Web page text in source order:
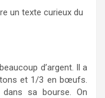
un texte curieux du
d’argent. Il a
et 1/3 en bœufs.
sa bourse. On